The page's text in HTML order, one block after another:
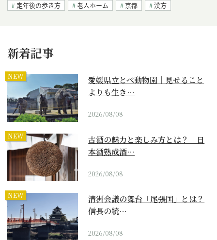
定年後の歩き方
老人ホーム 京都 漢方
新着記事
NEW
愛媛県立とべ動物園｜見せること
よりも生き…
2026/08/08
NEW
古酒の魅力と楽しみ方とは？｜日
本酒熟成酒…
2026/08/08
NEW
清洲会議の舞台「尾張国」とは？
信長の統…
2026/08/08